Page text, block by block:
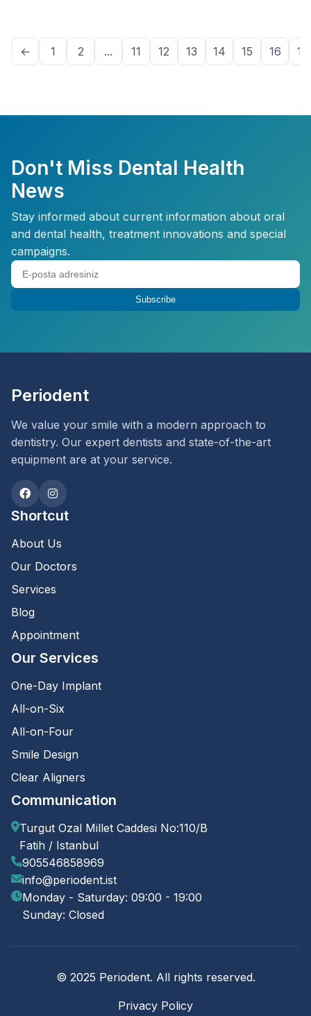
← 1 2 ... 11 12 13 14 15 16 17
Don't Miss Dental Health
News
Stay informed about current information about oral
and dental health, treatment innovations and special
campaigns.
Subscribe
Periodent
We value your smile with a modern approach to
dentistry. Our expert dentists and state-of-the-art
equipment are at your service.
Shortcut
About Us
Our Doctors
Services
Blog
Appointment
Our Services
One-Day Implant
All-on-Six
All-on-Four
Smile Design
Clear Aligners
Communication
Turgut Ozal Millet Caddesi No:110/B
Fatih / Istanbul
905546858969
info@periodent.ist
Monday - Saturday: 09:00 - 19:00
Sunday: Closed
© 2025 Periodent. All rights reserved.
Privacy Policy